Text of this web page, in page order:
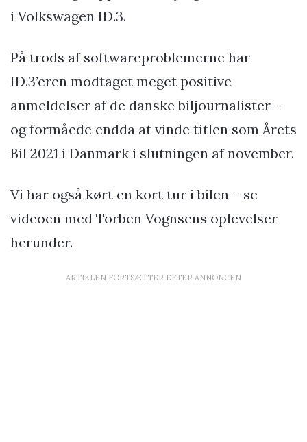
i Volkswagen ID.3.
På trods af softwareproblemerne har
ID.3’eren modtaget meget positive
anmeldelser af de danske biljournalister –
og formåede endda at vinde titlen som Årets
Bil 2021 i Danmark i slutningen af november.
Vi har også kørt en kort tur i bilen – se
videoen med Torben Vognsens oplevelser
herunder.
ARTIKLEN FORTSÆTTER EFTER ANNONCEN